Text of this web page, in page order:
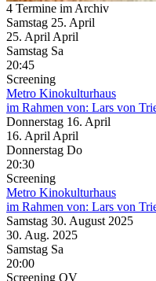
4 Termine im Archiv
Samstag 25. April
25. April April
Samstag Sa
20:45
Screening
Metro Kinokulturhaus
im Rahmen von: Lars von
Donnerstag 16. April
16. April April
Donnerstag Do
20:30
Screening
Metro Kinokulturhaus
im Rahmen von: Lars von
Samstag 30. August 2025
30. Aug. 2025
Samstag Sa
20:00
Screening OV